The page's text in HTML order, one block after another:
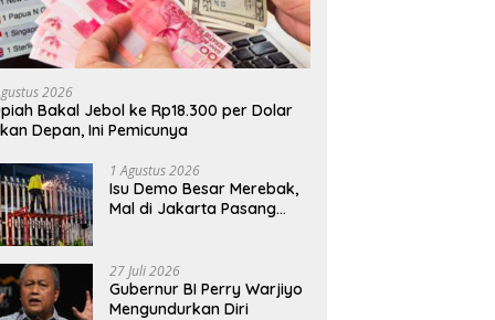
2026
Bakal Jebol ke Rp18.300 per Dolar
Depan, Ini Pemicunya
1 Agustus 2026
Isu Demo Besar Merebak,
Mal di Jakarta Pasang
27 Juli 2026
Gubernur BI Perry Warjiyo
Mengundurkan Diri